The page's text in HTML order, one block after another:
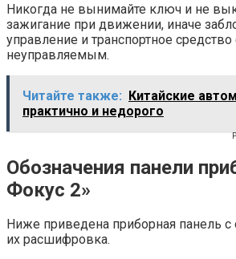
Никогда не вынимайте ключ и не
зажигание при движении, иначе
управление и транспортное средство
неуправляемым.
Читайте также: Китайские
практично и недорого
Обозначения панели
Фокус 2»
Ниже приведена приборная панель с
их расшифровка.